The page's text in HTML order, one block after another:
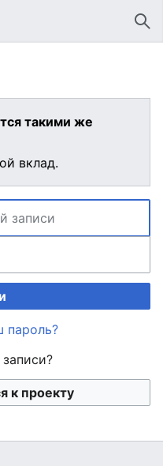
такими же
вклад.
пароль?
к проекту